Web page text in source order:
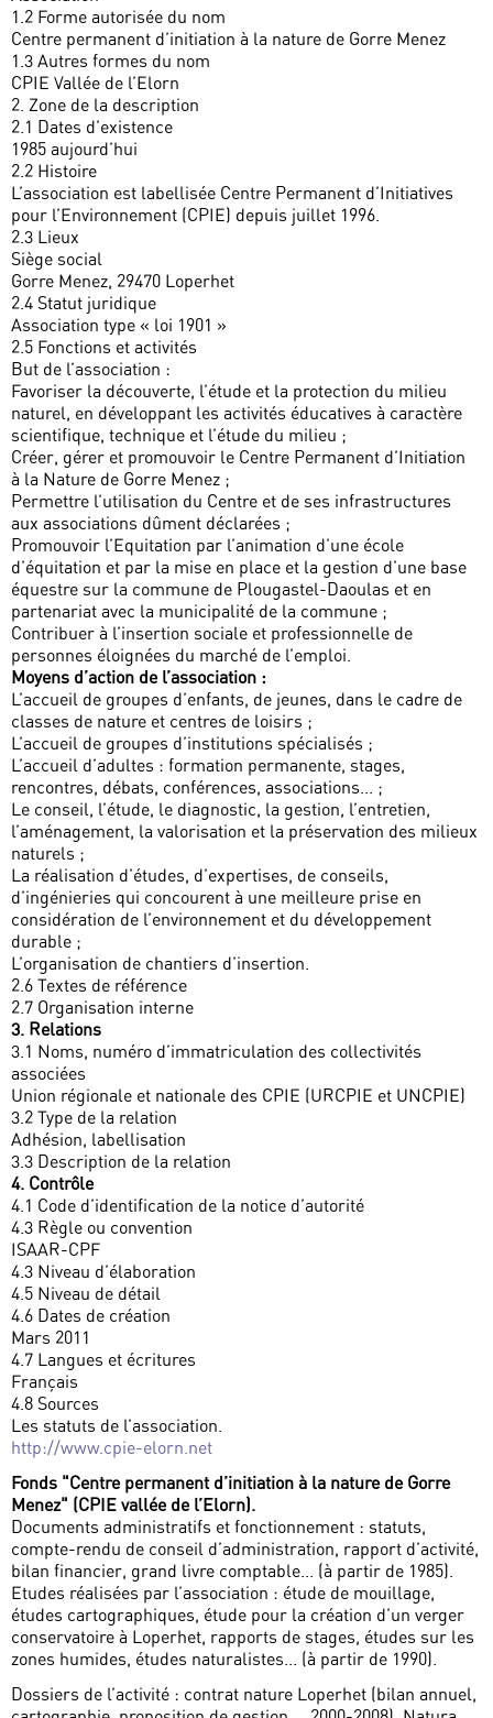
1.2 Forme autorisée du nom
Centre permanent d’initiation à la nature de Gorre Menez
1.3 Autres formes du nom
CPIE Vallée de l’Elorn
2. Zone de la description
2.1 Dates d’existence
1985 aujourd’hui
2.2 Histoire
L’association est labellisée Centre Permanent d’Initiatives
pour l’Environnement (CPIE) depuis juillet 1996.
2.3 Lieux
Siège social
Gorre Menez, 29470 Loperhet
2.4 Statut juridique
Association type « loi 1901 »
2.5 Fonctions et activités
But de l’association :
Favoriser la découverte, l’étude et la protection du milieu
naturel, en développant les activités éducatives à caractère
scientifique, technique et l’étude du milieu ;
Créer, gérer et promouvoir le Centre Permanent d’Initiation
à la Nature de Gorre Menez ;
Permettre l’utilisation du Centre et de ses infrastructures
aux associations dûment déclarées ;
Promouvoir l’Equitation par l’animation d’une école
d’équitation et par la mise en place et la gestion d’une base
équestre sur la commune de Plougastel-Daoulas et en
partenariat avec la municipalité de la commune ;
Contribuer à l’insertion sociale et professionnelle de
personnes éloignées du marché de l’emploi.
Moyens d’action de l’association :
L’accueil de groupes d’enfants, de jeunes, dans le cadre de
classes de nature et centres de loisirs ;
L’accueil de groupes d’institutions spécialisés ;
L’accueil d’adultes : formation permanente, stages,
rencontres, débats, conférences, associations... ;
Le conseil, l’étude, le diagnostic, la gestion, l’entretien,
l’aménagement, la valorisation et la préservation des milieux
naturels ;
La réalisation d’études, d’expertises, de conseils,
d’ingénieries qui concourent à une meilleure prise en
considération de l’environnement et du développement
durable ;
L’organisation de chantiers d’insertion.
2.6 Textes de référence
2.7 Organisation interne
3. Relations
3.1 Noms, numéro d’immatriculation des collectivités
associées
Union régionale et nationale des CPIE (URCPIE et UNCPIE)
3.2 Type de la relation
Adhésion, labellisation
3.3 Description de la relation
4. Contrôle
4.1 Code d’identification de la notice d’autorité
4.3 Règle ou convention
ISAAR-CPF
4.3 Niveau d’élaboration
4.5 Niveau de détail
4.6 Dates de création
Mars 2011
4.7 Langues et écritures
Français
4.8 Sources
Les statuts de l’association.
http://www.cpie-elorn.net
Fonds "Centre permanent d’initiation à la nature de Gorre
Menez" (CPIE vallée de l’Elorn).
Documents administratifs et fonctionnement : statuts,
compte-rendu de conseil d’administration, rapport d’activité,
bilan financier, grand livre comptable... (à partir de 1985).
Etudes réalisées par l’association : étude de mouillage,
études cartographiques, étude pour la création d’un verger
conservatoire à Loperhet, rapports de stages, études sur les
zones humides, études naturalistes... (à partir de 1990).
Dossiers de l’activité : contrat nature Loperhet (bilan annuel,